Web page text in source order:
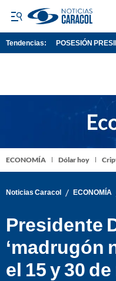
Tendencias: POSESIÓN
ECONOMÍA Dólar hoy
Noticias Caracol / ECONOMÍA
Presidente
‘madrugón
el 15 y 30